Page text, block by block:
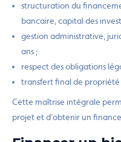
structuration du
bancaire, capital des
gestion administrative,
ans ;
respect des obligations
transfert final de propriété
Cette maîtrise intégrale
projet et d’obtenir un